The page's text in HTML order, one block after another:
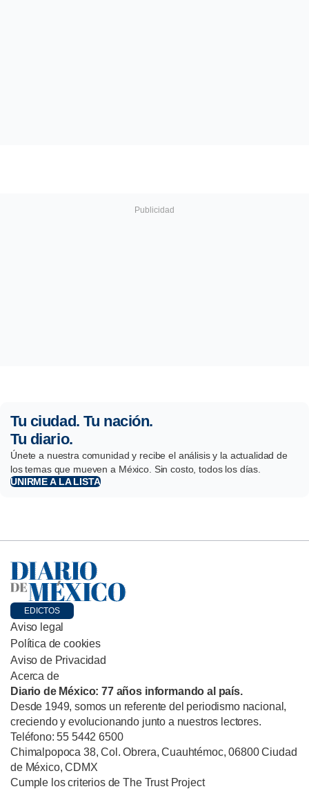
Tu ciudad. Tu nación.
Tu diario.
Únete a nuestra comunidad y recibe el análisis y la actualidad de
los temas que mueven a México. Sin costo, todos los días.
UNIRME A LA LISTA
EDICTOS
Aviso legal
Política de cookies
Aviso de Privacidad
Acerca de
Diario de México: 77 años informando al país.
Desde 1949, somos un referente del periodismo nacional,
creciendo y evolucionando junto a nuestros lectores.
Teléfono: 55 5442 6500
Chimalpopoca 38, Col. Obrera, Cuauhtémoc, 06800 Ciudad
de México, CDMX
Cumple los criterios de The Trust Project